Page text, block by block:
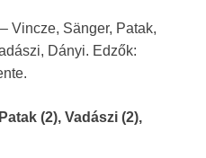
Vincze, Sänger, Patak,
Dányi. Edzők:
(2), Vadászi (2),